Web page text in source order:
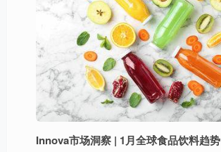
Innova市场洞察 | 1月全球食品饮料趋势